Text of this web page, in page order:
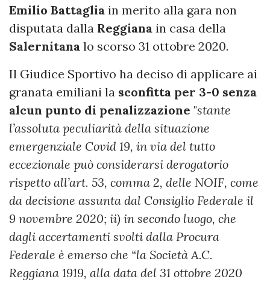
Emilio Battaglia in merito alla gara non
disputata dalla Reggiana in casa della
Salernitana lo scorso 31 ottobre 2020.
Il Giudice Sportivo ha deciso di applicare ai
granata emiliani la sconfitta per 3-0 senza
alcun punto di penalizzazione "stante
l’assoluta peculiarità della situazione
emergenziale Covid 19, in via del tutto
eccezionale può considerarsi derogatorio
rispetto all’art. 53, comma 2, delle NOIF, come
da decisione assunta dal Consiglio Federale il
9 novembre 2020; ii) in secondo luogo, che
dagli accertamenti svolti dalla Procura
Federale è emerso che “la Società A.C.
Reggiana 1919, alla data del 31 ottobre 2020